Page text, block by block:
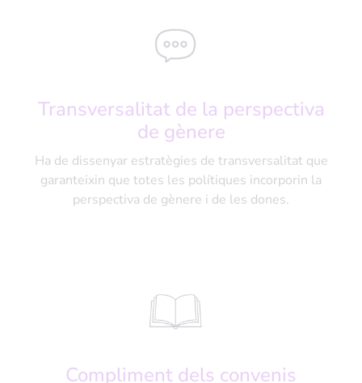
Transversalitat de la perspectiva
de gènere
Ha de dissenyar estratègies de transversalitat que
garanteixin que totes les polítiques incorporin la
perspectiva de gènere i de les dones.
Compliment dels convenis